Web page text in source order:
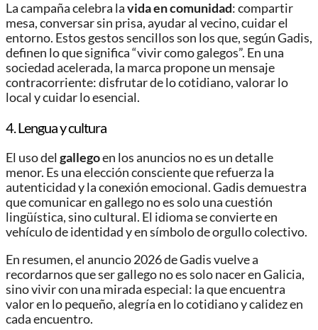
La campaña celebra lavida en comunidad: compartir
mesa, conversar sin prisa, ayudar al vecino, cuidar el
entorno. Estos gestos sencillos son los que, según Gadis,
definen lo que significa “vivir como galegos”. En una
sociedad acelerada, la marca propone un mensaje
contracorriente: disfrutar de lo cotidiano, valorar lo
local y cuidar lo esencial.
4. Lengua y cultura
El uso del gallegoen los anuncios no es un detalle
menor. Es una elección consciente que refuerza la
autenticidad y la conexión emocional. Gadis demuestra
que comunicar en gallego no es solo una cuestión
lingüística, sino cultural. El idioma se convierte en
vehículo de identidad y en símbolo de orgullo colectivo.
En resumen, el anuncio 2026 de Gadis vuelve a
recordarnos que ser gallego no es solo nacer en Galicia,
sino vivir con una mirada especial: la que encuentra
valor en lo pequeño, alegría en lo cotidiano y calidez en
cada encuentro.